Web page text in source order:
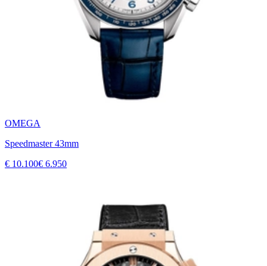
OMEGA
Speedmaster 43mm
€ 10.100€ 6.950